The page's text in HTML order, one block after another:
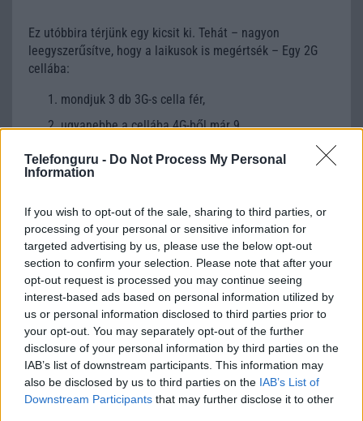
Telefonguru - Do Not Process My Personal
Information
If you wish to opt-out of the sale, sharing to third parties, or
processing of your personal or sensitive information for
targeted advertising by us, please use the below opt-out
section to confirm your selection. Please note that after your
opt-out request is processed you may continue seeing
interest-based ads based on personal information utilized by
us or personal information disclosed to third parties prior to
your opt-out. You may separately opt-out of the further
disclosure of your personal information by third parties on the
IAB’s list of downstream participants. This information may
also be disclosed by us to third parties on the IAB’s List of
Downstream Participants that may further disclose it to other
Ez utóbbira térjünk egy kicsit ki. Tehát – nagyon
leegyszerűsítve, hogy a laikusok is megértsék – Egy 2G
cellába:
mondjuk 3 db 3G-s cella fér,
ugyanebbe a cellába 4G-ből már 9,
míg 5G-ből már 27 cella fér. Azaz minél nagyobb a
freki, annál kisebb a cella, ami egyben kisebb
szerintem – egy 5G-s cella sokkal kisebb háttér
sugárzást ad, mint egy 2G-s cella.
A cellák számát csak találomra állapítottam meg. A valós
életben (mivel ez nem az én szakterületem) lehetnek
komolyabb eltérések is, de itt a lényeg az nem a cellák
számán van, hanem azon, hogy a kisebb cella kisebb
sugárzási teljesítményt követel meg, ami után azt hiszem
érthető, hogy kisebb terhelésnek vagyunk kitéve. Ezt az
elvet szerettem volna szemléltetni.